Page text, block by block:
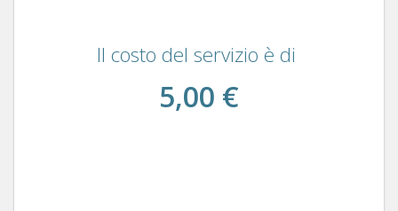
Il costo del servizio è di
5,00 €